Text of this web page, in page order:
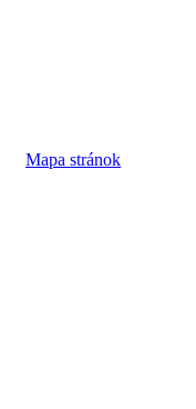
Mapa stránok